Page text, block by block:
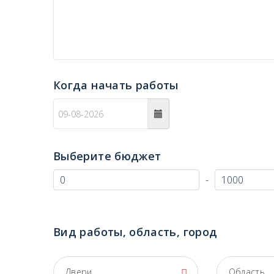
Когда начать работы
Выберите бюджет
-
Вид работы, область, город